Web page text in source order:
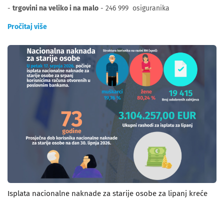
- trgovini na veliko i na malo - 246 999 osiguranika
Pročitaj više
Isplata nacionalne naknade za starije osobe za lipanj kreće